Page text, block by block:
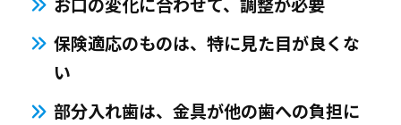
保険適応のものは、特に見た目が良くな
い
部分入れ歯は、金具が他の歯への負担に